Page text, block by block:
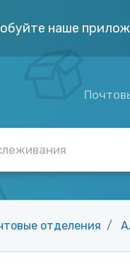
наше
отделения